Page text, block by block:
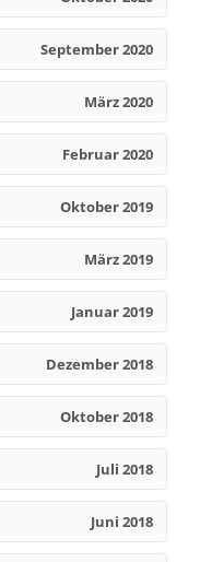
September 2020
März 2020
Februar 2020
Oktober 2019
März 2019
Januar 2019
Dezember 2018
Oktober 2018
Juli 2018
Juni 2018